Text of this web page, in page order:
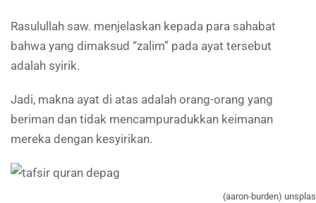
Rasulullah saw. menjelaskan kepada para sahabat
bahwa yang dimaksud “zalim” pada ayat tersebut
adalah syirik.
Jadi, makna ayat di atas adalah orang-orang yang
beriman dan tidak mencampuradukkan keimanan
mereka dengan kesyirikan.
(aaron-burden)